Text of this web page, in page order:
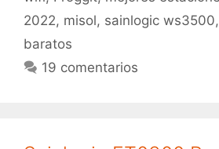
2022, misol, sainlogic ws3500,
baratos
19 comentarios